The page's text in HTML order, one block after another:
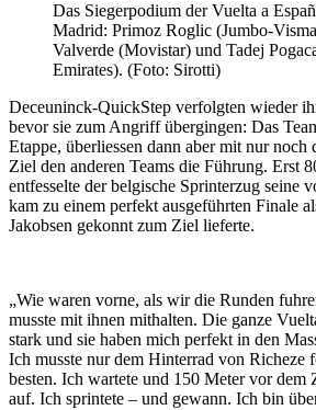
Das Siegerpodium der Vuelta a
Madrid: Primoz Roglic (Jumbo-
Valverde (Movistar) und Tadej
Emirates). (Foto: Sirotti)
Deceuninck-QuickStep verfolgten wieder
bevor sie zum Angriff übergingen: Das
Etappe, überliessen dann aber mit nur
Ziel den anderen Teams die Führung. Erst
entfesselte der belgische Sprinterzug seine
kam zu einem perfekt ausgeführten Finale
Jakobsen gekonnt zum Ziel lieferte.
„Wie waren vorne, als wir die Runden
musste mit ihnen mithalten. Die ganze
stark und sie haben mich perfekt in den
Ich musste nur dem Hinterrad von Richeze
besten. Ich wartete und 150 Meter vor dem
auf. Ich sprintete – und gewann. Ich bin